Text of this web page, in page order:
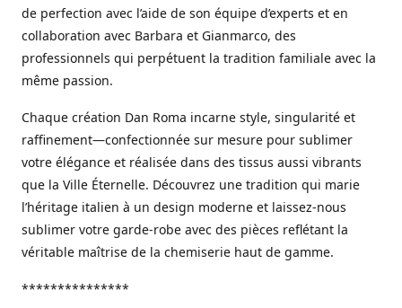
de perfection avec l’aide de son équipe d’experts et en
collaboration avec Barbara et Gianmarco, des
professionnels qui perpétuent la tradition familiale avec la
même passion.
Chaque création Dan Roma incarne style, singularité et
raffinement—confectionnée sur mesure pour sublimer
votre élégance et réalisée dans des tissus aussi vibrants
que la Ville Éternelle. Découvrez une tradition qui marie
l’héritage italien à un design moderne et laissez-nous
sublimer votre garde-robe avec des pièces reflétant la
véritable maîtrise de la chemiserie haut de gamme.
***************